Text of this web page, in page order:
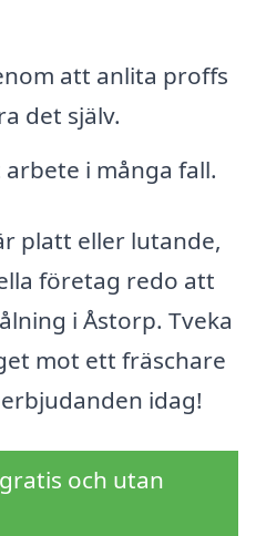
att anlita proffs
det själv.
i många fall.
platt eller lutande,
företag redo att
i Åstorp. Tveka
mot ett fräschare
idag!
och utan